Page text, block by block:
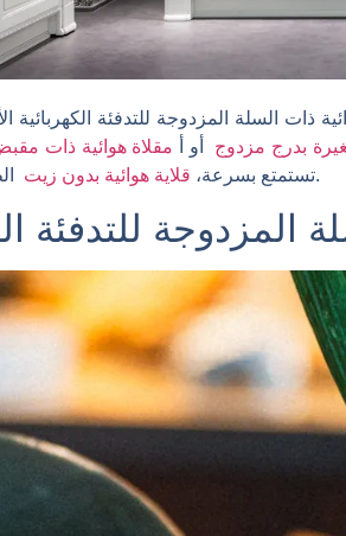
في عام 2025، ستسرق المقلاة الهوائية ذات السلة المزدوجة للتدفئة
بدرج مزدوج أو أ مقلاة هوائية ذات
تستمتع بسرعة، قلاية هوائية بدون زيت الطبخ في كل مرة.
المزدوجة للتدفئة